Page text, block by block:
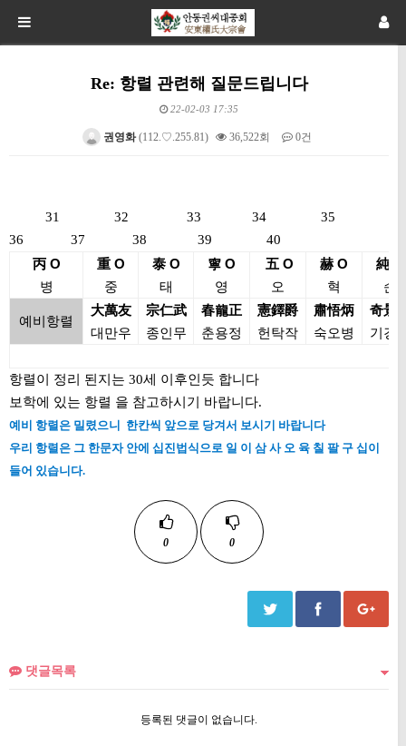
Re: 항렬 관련해 질문드립니다
22-02-03 17:35
권영화(112.♡.255.81) 36,522회 0건
31 32 33 34 35
36 37 38 39 40
丙 O
병
重 O
중
泰 O
태
寧 O
영
五 O
오
赫 O
혁
純 O
순
예비항렬
大萬友
대만우
宗仁武
종인무
春龍正
춘용정
憲鐸爵
헌탁작
肅悟炳
숙오병
奇景
기경
항렬이 정리 된지는 30세 이후인듯 합니다
보학에 있는 항렬 을 참고하시기 바랍니다.
예비 항렬은 밀렸으니 한칸씩 앞으로 당겨서 보시기 바랍니다
우리 항렬은 그 한문자 안에 십진법식으로 일 이 삼 사 오 육 칠 팔 구 십이
들어 있습니다.
0 0
댓글목록
등록된 댓글이 없습니다.